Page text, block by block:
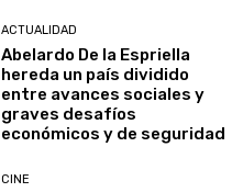
ACTUALIDAD
Abelardo De la Espriella
hereda un país dividido
entre avances sociales y
graves desafíos
económicos y de seguridad
CINE